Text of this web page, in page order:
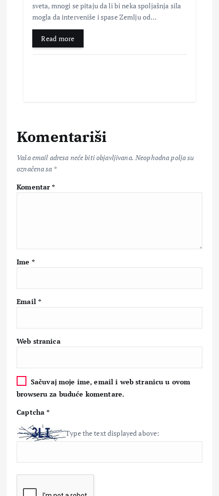
sveta, mnogi se pitaju da li bi neka spoljašnja sila
mogla da interveniše i spase Zemlju od…
Read more
Komentariši
Vaša email adresa neće biti objavljivana. Neophodna polja su
označena sa *
Komentar*
Ime *
Email *
Web stranica
Sačuvaj moje ime, email i web stranicu u ovom
browseru za buduće komentare.
Captcha*
Type the text displayed above: